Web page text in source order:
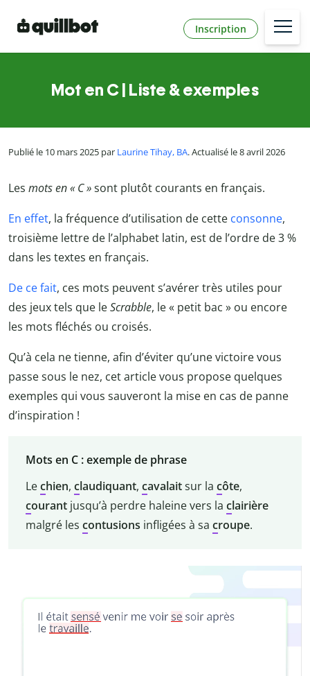
Inscription
Mot en C | Liste & exemples
Publié le 10 mars 2025 par Laurine Tihay, BA. Actualisé le 8 avril 2026
Les mots en « C »sont plutôt courants en français.
En effet, la fréquence d’utilisation de cette consonne,
troisième lettre de l’alphabet latin, est de l’ordre de 3 %
dans les textes en français.
De ce fait, ces mots peuvent s’avérer très utiles pour
des jeux tels que leScrabble, le « petit bac » ou encore
les mots fléchés ou croisés.
Qu’à cela ne tienne, afin d’éviter qu’une victoire vous
passe sous le nez, cet article vous propose quelques
exemples qui vous sauveront la mise en cas de panne
d’inspiration !
Mots en C : exemple de phrase
Lechien, claudiquant, cavalaitsur la côte,
courantjusqu’à perdre haleine vers la clairière
malgré les contusions infligées à sa croupe.